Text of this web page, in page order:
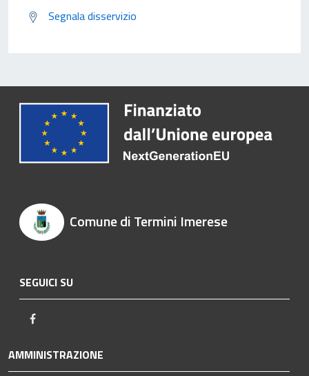
Segnala disservizio
Comune di Termini Imerese
SEGUICI SU
AMMINISTRAZIONE